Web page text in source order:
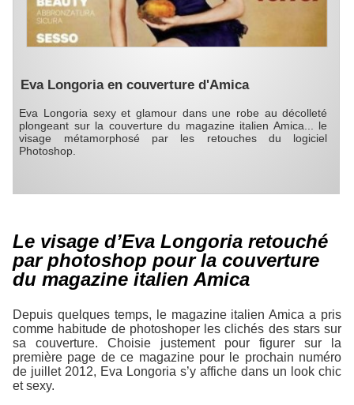
Eva Longoria en couverture d'Amica
Eva Longoria sexy et glamour dans une robe au décolleté
plongeant sur la couverture du magazine italien Amica... le
visage métamorphosé par les retouches du logiciel
Photoshop.
Le visage d’Eva Longoria retouché
par photoshop pour la couverture
du magazine italien Amica
Depuis quelques temps, le magazine italien Amica a pris
comme habitude de photoshoper les clichés des stars sur
sa couverture. Choisie justement pour figurer sur la
première page de ce magazine pour le prochain numéro
de juillet 2012, Eva Longoria s’y affiche dans un look chic
et sexy.